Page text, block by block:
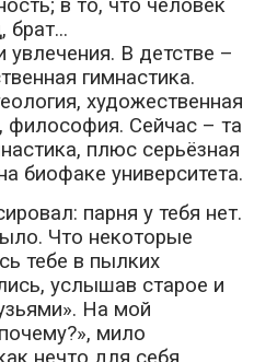
в то, что человек
брат...
В детстве –
гимнастика.
художественная
философия. Сейчас – та
плюс серьёзная
биофаке университета.
парня у тебя нет.
Что некоторые
тебе в пылких
услышав старое и
На мой
мило